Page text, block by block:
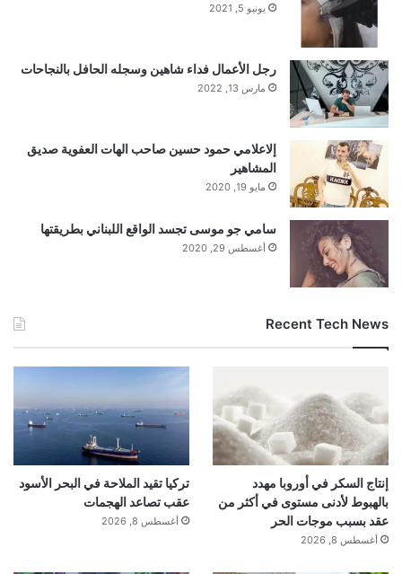
يونيو 5, 2021
رجل الأعمال فداء شاهين وسجله الحافل بالنجاحات
مارس 13, 2022
إلاعلامي حمود حسين صاحب الهات العفوية صديق
المشاهير
مايو 19, 2020
سامي جو موسى تجسد الواقع اللبناني بطريقتها
أغسطس 29, 2020
Recent Tech News
إنتاج السكر في أوروبا مهدد
بالهبوط لأدنى مستوى في أكثر من
عقد بسبب موجات الحر
أغسطس 8, 2026
تركيا تقيد الملاحة في البحر الأسود
عقب تصاعد الهجمات
أغسطس 8, 2026